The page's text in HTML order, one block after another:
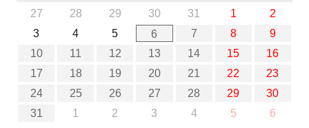
27
28 29 30 31 1
2
3
4 5 6 7 8
9
10
11 12 13 14 15
16
17
18 19 20 21 22
23
24
25 26 27 28 29
30
31
1 2 3 4 5 6